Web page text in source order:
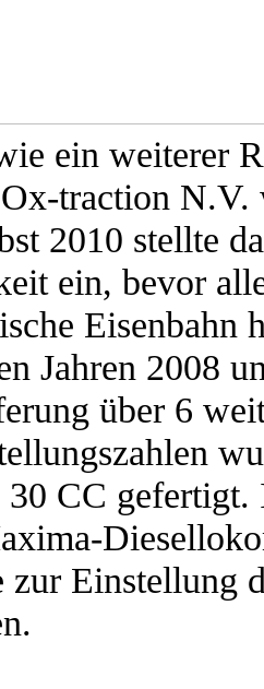
ein weiterer
traction
2010 stellte
ein, bevor
Eisenbahn
Jahren 2008
über 6
CC gefertigt.
zur